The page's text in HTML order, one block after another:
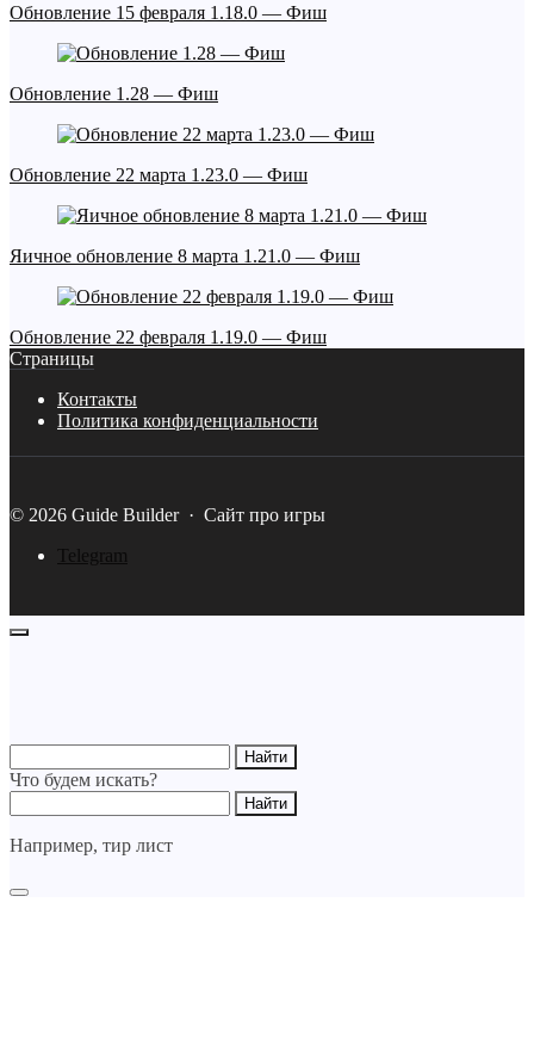
Обновление 15 февраля 1.18.0 — Фиш
Обновление 1.28 — Фиш
Обновление 22 марта 1.23.0 — Фиш
Яичное обновление 8 марта 1.21.0 — Фиш
Обновление 22 февраля 1.19.0 — Фиш
Страницы
Контакты
Политика конфиденциальности
© 2026 Guide Builder· Сайт про игры
Telegram
Что будем искать?
Например, тир лист